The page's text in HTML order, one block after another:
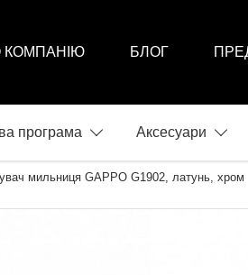
КОМПАНІЮ БЛОГ
програма Аксесуари
мильниця GAPPO G1902, латунь, хром